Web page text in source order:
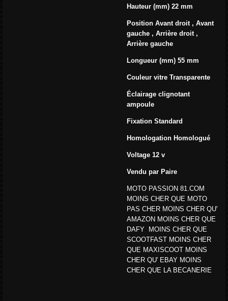
Hauteur (mm) 22 mm
Position Avant droit , Avant
gauche , Arrière droit ,
Arrière gauche
Longueur (mm) 55 mm
Couleur vitre Transparente
Éclairage clignotant
ampoule
Fixation Standard
Homologation Homologué
Voltage 12 v
Vendu par Paire
MOTO PASSION 81.COM
MOINS CHER QUE MOTO
PAS CHER MOINS CHER QU'
AMAZON MOINS CHER QUE
DAFY MOINS CHER QUE
SCOOTFAST MOINS CHER
QUE MAXISCOOT MOINS
CHER QU' EBAY MOINS
CHER QUE LA BECANERIE